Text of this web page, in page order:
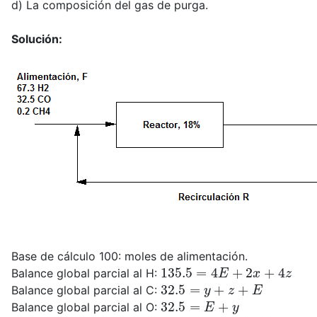
d) La composición del gas de purga.
Solución:
Base de cálculo 100: moles de alimentación.
Balance global parcial al H: 135.5=4E+2x+
Balance global parcial al C: 32.5= +z+ E
Balance global parcial al O: 32.5 E+ y